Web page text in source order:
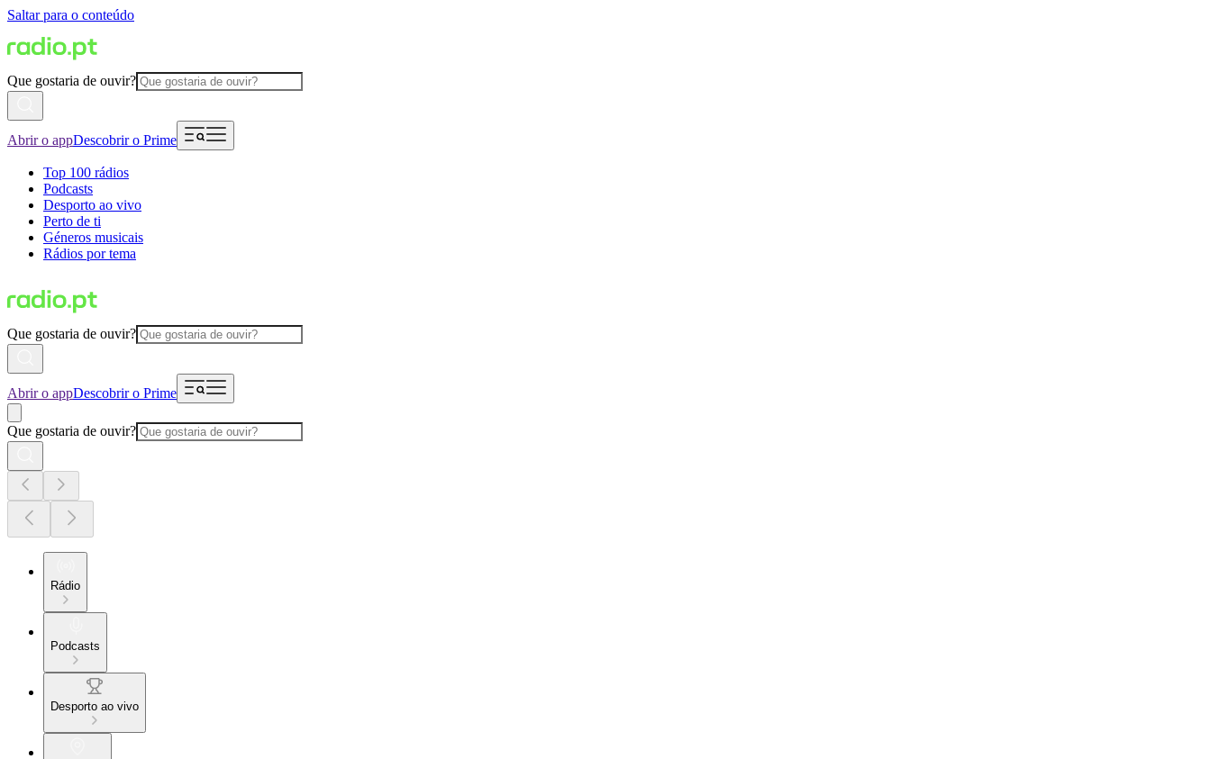
Saltar para o conteúdo
Que gostaria de ouvir?
Abrir o appDescobrir o Prime
Top 100 rádios
Podcasts
Desporto ao vivo
Perto de ti
Géneros musicais
Rádios por tema
Que gostaria de ouvir?
Abrir o appDescobrir o Prime
Que gostaria de ouvir?
Rádio
Podcasts
Desporto ao vivo